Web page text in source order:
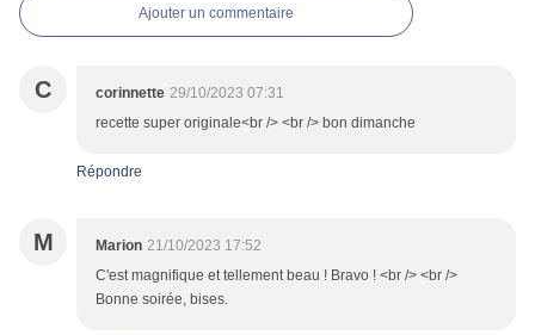
Ajouter un commentaire
C corinnette 29/10/2023 07:31
recette super originale<br /> <br /> bon dimanche
Répondre
M Marion 21/10/2023 17:52
C'est magnifique et tellement beau ! Bravo ! <br /> <br />
Bonne soirée, bises.